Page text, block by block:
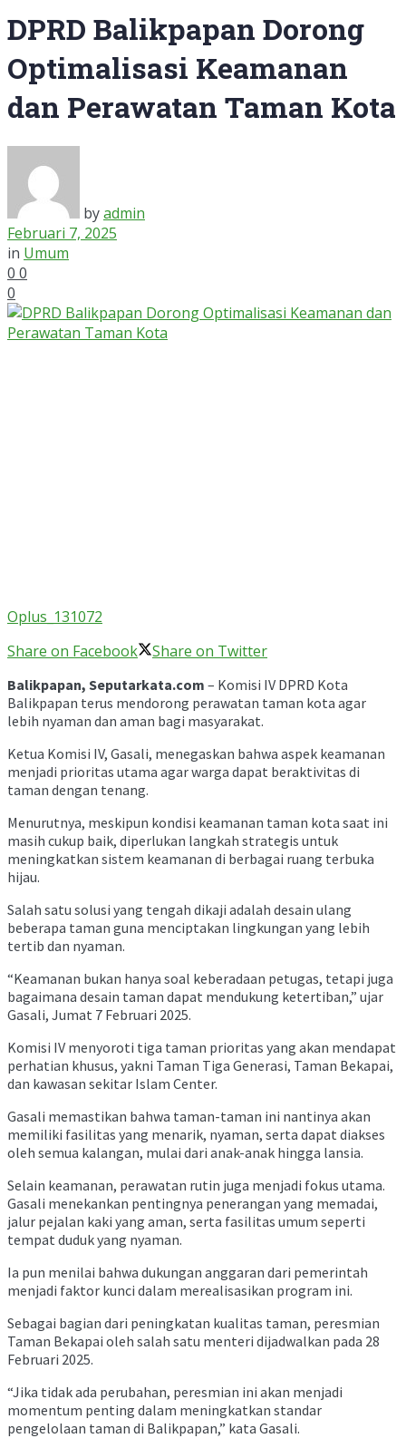
DPRD Balikpapan Dorong
Optimalisasi Keamanan
dan Perawatan Taman Kota
byadmin
Februari 7, 2025
in Umum
0 0
0
Oplus_131072
Share on Facebook
Share on Twitter
Balikpapan, Seputarkata.com – Komisi IV DPRD Kota
Balikpapan terus mendorong perawatan taman kota agar
lebih nyaman dan aman bagi masyarakat.
Ketua Komisi IV, Gasali, menegaskan bahwa aspek keamanan
menjadi prioritas utama agar warga dapat beraktivitas di
taman dengan tenang.
Menurutnya, meskipun kondisi keamanan taman kota saat ini
masih cukup baik, diperlukan langkah strategis untuk
meningkatkan sistem keamanan di berbagai ruang terbuka
hijau.
Salah satu solusi yang tengah dikaji adalah desain ulang
beberapa taman guna menciptakan lingkungan yang lebih
tertib dan nyaman.
“Keamanan bukan hanya soal keberadaan petugas, tetapi juga
bagaimana desain taman dapat mendukung ketertiban,” ujar
Gasali, Jumat 7 Februari 2025.
Komisi IV menyoroti tiga taman prioritas yang akan mendapat
perhatian khusus, yakni Taman Tiga Generasi, Taman Bekapai,
dan kawasan sekitar Islam Center.
Gasali memastikan bahwa taman-taman ini nantinya akan
memiliki fasilitas yang menarik, nyaman, serta dapat diakses
oleh semua kalangan, mulai dari anak-anak hingga lansia.
Selain keamanan, perawatan rutin juga menjadi fokus utama.
Gasali menekankan pentingnya penerangan yang memadai,
jalur pejalan kaki yang aman, serta fasilitas umum seperti
tempat duduk yang nyaman.
Ia pun menilai bahwa dukungan anggaran dari pemerintah
menjadi faktor kunci dalam merealisasikan program ini.
Sebagai bagian dari peningkatan kualitas taman, peresmian
Taman Bekapai oleh salah satu menteri dijadwalkan pada 28
Februari 2025.
“Jika tidak ada perubahan, peresmian ini akan menjadi
momentum penting dalam meningkatkan standar
pengelolaan taman di Balikpapan,” kata Gasali.